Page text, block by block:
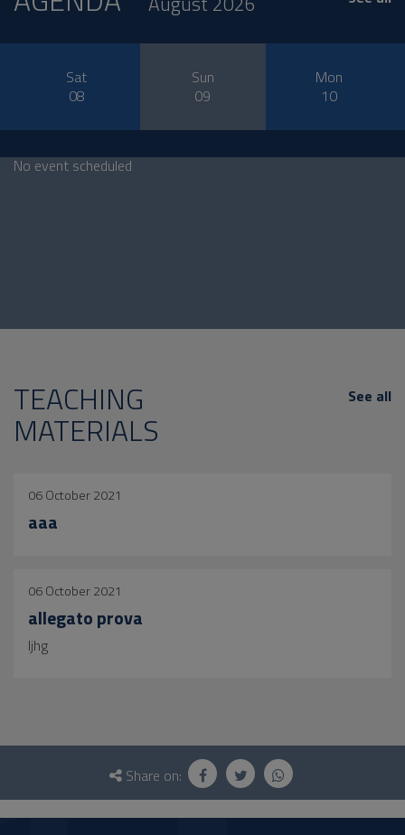
Sat
08
Sun
09
Mon
10
No event scheduled
TEACHING
MATERIALS
See all
06 October 2021
aaa
06 October 2021
allegato prova
ljhg
Questionnaire
social
Share on: